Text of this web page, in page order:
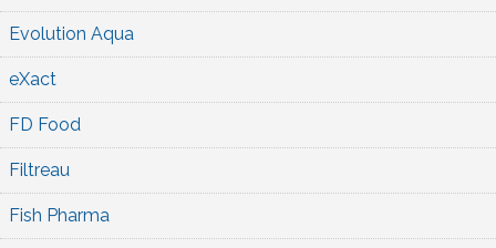
Evolution Aqua
eXact
FD Food
Filtreau
Fish Pharma